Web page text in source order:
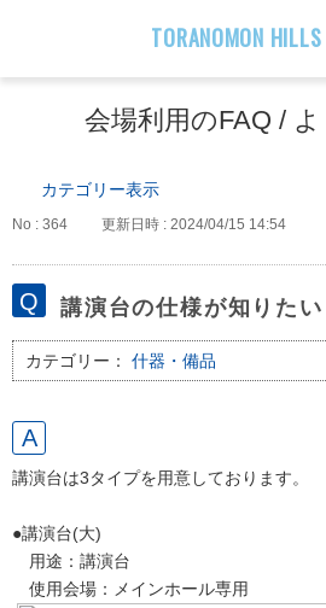
TORANOMON HILLS
会場利用のFAQ /
カテゴリー表示
No : 364 更新日時 : 2024/04/15 14:54
講演台の仕様が知りたい
カテゴリー： 什器・備品
講演台は3タイプを用意しております。
●講演台(大)
用途：講演台
使用会場：メインホール専用